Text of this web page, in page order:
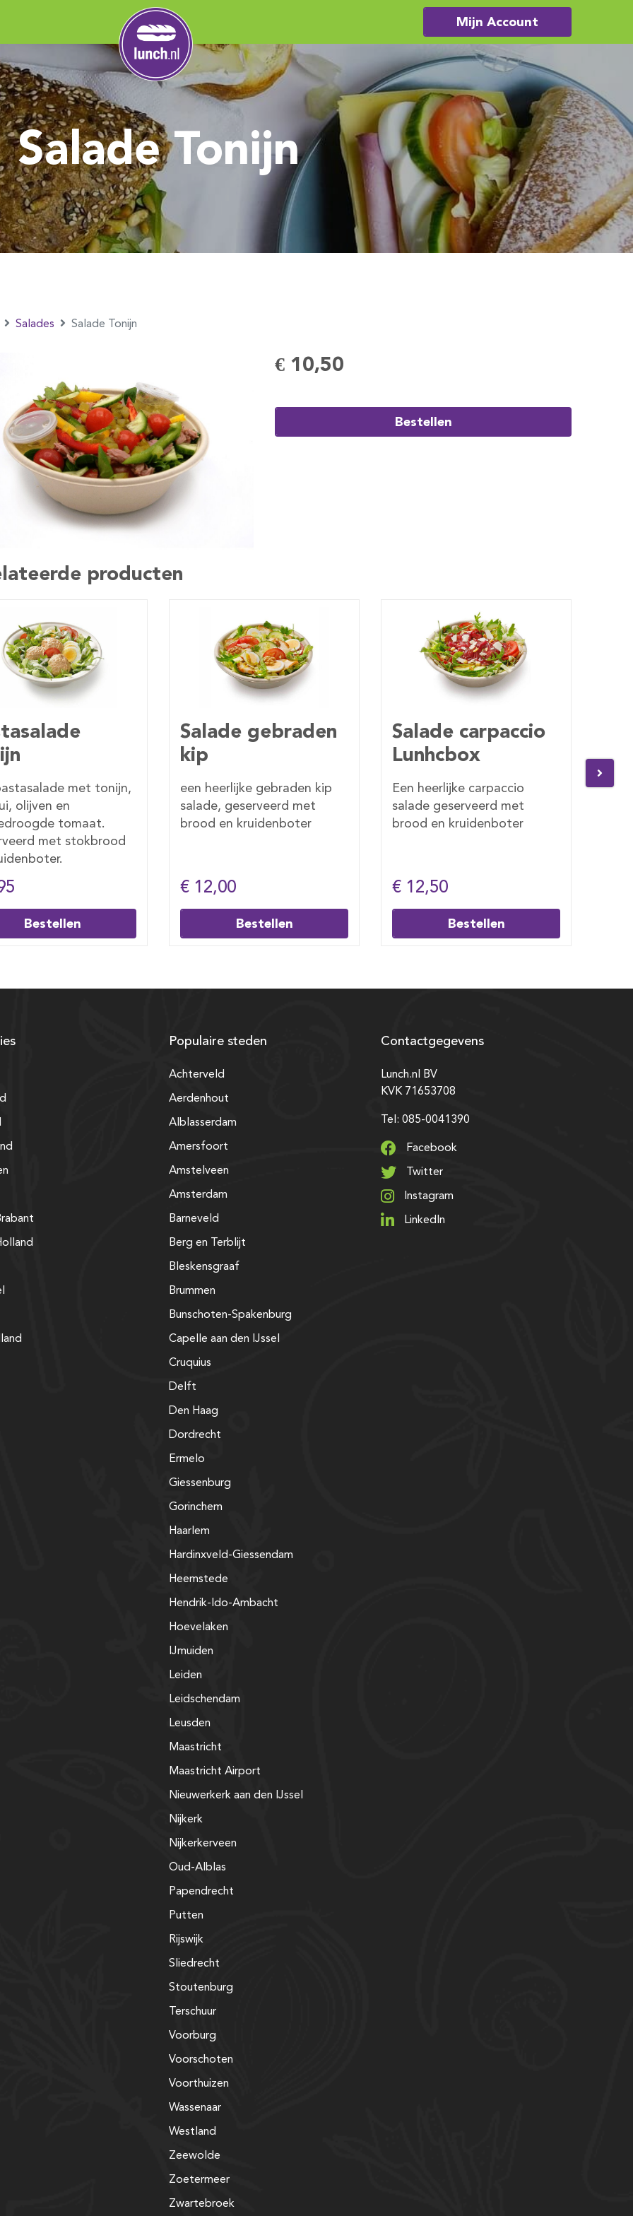
Mijn Account
Salade Tonijn
Salades Salade Tonijn
€ 10,50
Bestellen
producten
gebraden
gebraden kip
geserveerd met
en kruidenboter
Bestellen
Salade carpaccio
Lunhcbox
Een heerlijke carpaccio
salade geserveerd met
brood en kruidenboter
€ 12,50
Bestellen
Salade tonijn
Een heerlijke tonijn salade
geserveerd met brood en
kruidenboter
€ 12,00
Bestellen
Een
Populaire steden
Achterveld
Aerdenhout
Alblasserdam
Amersfoort
Amstelveen
Amsterdam
Barneveld
Berg en Terblijt
Bleskensgraaf
Brummen
Bunschoten-Spakenburg
Capelle aan den IJssel
Cruquius
Delft
Den Haag
Dordrecht
Ermelo
Giessenburg
Gorinchem
Haarlem
Hardinxveld-Giessendam
Heemstede
Hendrik-Ido-Ambacht
Hoevelaken
IJmuiden
Leiden
Leidschendam
Leusden
Maastricht
Maastricht Airport
Nieuwerkerk aan den IJssel
Nijkerk
Nijkerkerveen
Oud-Alblas
Papendrecht
Putten
Rijswijk
Sliedrecht
Stoutenburg
Terschuur
Voorburg
Voorschoten
Voorthuizen
Wassenaar
Westland
Zeewolde
Zoetermeer
Zwartebroek
Contactgegevens
Lunch.nl BV
KVK 71653708
Tel: 085-0041390
Facebook
Twitter
Instagram
LinkedIn